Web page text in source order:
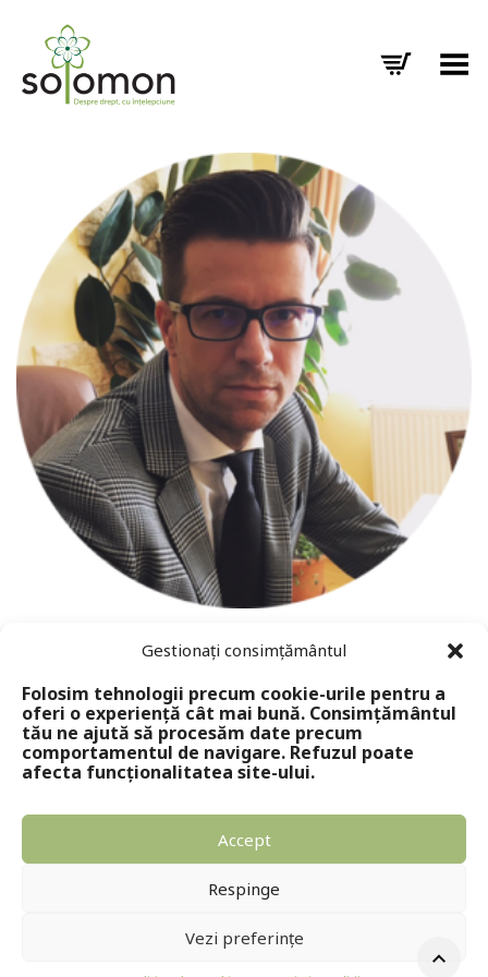
Gestionați consimțământul
Folosim tehnologii precum cookie-urile pentru a
oferi o experiență cât mai bună. Consimțământul
tău ne ajută să procesăm date precum
comportamentul de navigare. Refuzul poate
afecta funcționalitatea site-ului.
Accept
Respinge
Vezi preferințe
Toggle Menu